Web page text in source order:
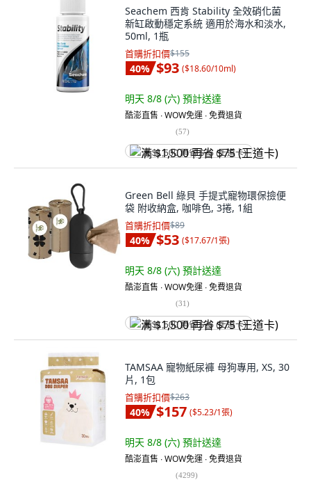
Seachem 西肯 Stability 全效硝化菌
新缸啟動穩定系統 適用於海水和淡水,
50ml, 1瓶
首購折扣價$155
40% $93 ($18.60/10ml)
明天 8/8 (六) 預計送達
酷澎直售 ∙ WOW免運 ∙ 免費退貨
(57)
满 $1,500 再省 $75 (王道卡)
Green Bell 綠貝 手提式寵物環保撿便
袋 附收納盒, 咖啡色, 3捲, 1組
首購折扣價$89
40% $53 ($17.67/1張)
明天 8/8 (六) 預計送達
酷澎直售 ∙ WOW免運 ∙ 免費退貨
(31)
满 $1,500 再省 $75 (王道卡)
TAMSAA 寵物紙尿褲 母狗專用, XS, 30
片, 1包
首購折扣價$263
40% $157 ($5.23/1張)
明天 8/8 (六) 預計送達
酷澎直售 ∙ WOW免運 ∙ 免費退貨
(4299)